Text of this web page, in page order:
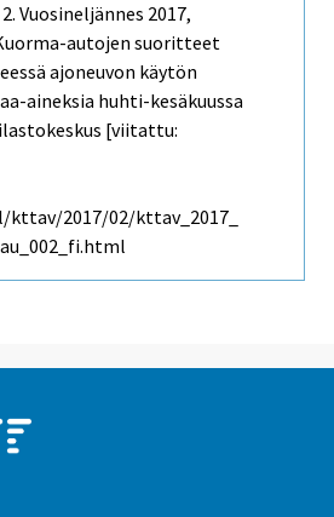
2. Vuosineljännes 2017,
autojen suoritteet
ajoneuvon käytön
aineksia huhti-kesäkuussa
[viitattu:
2017/02/kttav_2017_